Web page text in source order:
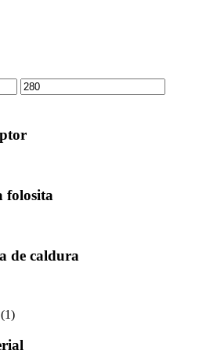
Preț
maxim
folosita
de caldura
(1)